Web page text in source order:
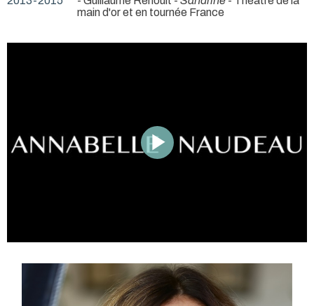
main d'or et en tournée France